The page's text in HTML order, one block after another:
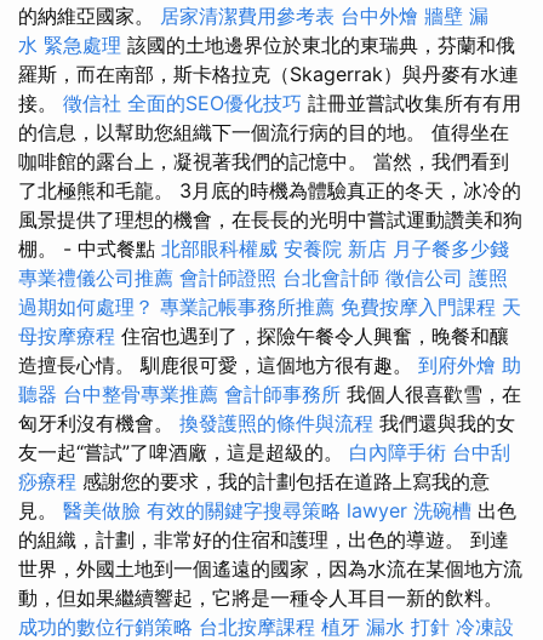
的納維亞國家。 居家清潔費用參考表 台中外燴 牆壁 漏
水 緊急處理 該國的土地邊界位於東北的東瑞典，芬蘭和俄
羅斯，而在南部，斯卡格拉克（Skagerrak）與丹麥有水連
接。 徵信社 全面的SEO優化技巧 註冊並嘗試收集所有有用
的信息，以幫助您組織下一個流行病的目的地。 值得坐在
咖啡館的露台上，凝視著我們的記憶中。 當然，我們看到
了北極熊和毛龍。 3月底的時機為體驗真正的冬天，冰冷的
風景提供了理想的機會，在長長的光明中嘗試運動讚美和狗
棚。 - 中式餐點 北部眼科權威 安養院 新店 月子餐多少錢
專業禮儀公司推薦 會計師證照 台北會計師 徵信公司 護照
過期如何處理？ 專業記帳事務所推薦 免費按摩入門課程 天
母按摩療程 住宿也遇到了，探險午餐令人興奮，晚餐和釀
造擅長心情。 馴鹿很可愛，這個地方很有趣。 到府外燴 助
聽器 台中整骨專業推薦 會計師事務所 我個人很喜歡雪，在
匈牙利沒有機會。 換發護照的條件與流程 我們還與我的女
友一起“嘗試”了啤酒廠，這是超級的。 白內障手術 台中刮
痧療程 感謝您的要求，我的計劃包括在道路上寫我的意
見。 醫美做臉 有效的關鍵字搜尋策略 lawyer 洗碗槽 出色
的組織，計劃，非常好的住宿和護理，出色的導遊。 到達
世界，外國土地到一個遙遠的國家，因為水流在某個地方流
動，但如果繼續響起，它將是一種令人耳目一新的飲料。
成功的數位行銷策略 台北按摩課程 植牙 漏水 打針 冷凍設